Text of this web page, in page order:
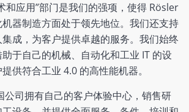
和应用”部门是我们的强项，使得 Rösler
器制造方面处于领先地位。我们还支持
成，为客户提供卓越的服务。我们始终
于自己的机械、自动化和工业 IT 的设
供符合工业 4.0 的高性能机器。
公司拥有自己的客户体验中心，销售研